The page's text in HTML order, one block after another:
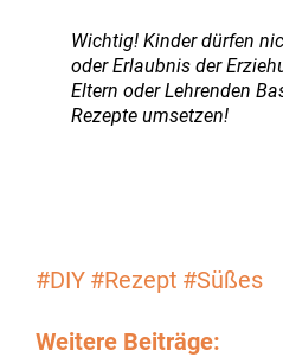
Wichtig! Kinder dürfen
oder Erlaubnis der
Eltern oder Lehrenden
Rezepte umsetzen!
#DIY #Rezept #Süßes
Weitere Beiträge: